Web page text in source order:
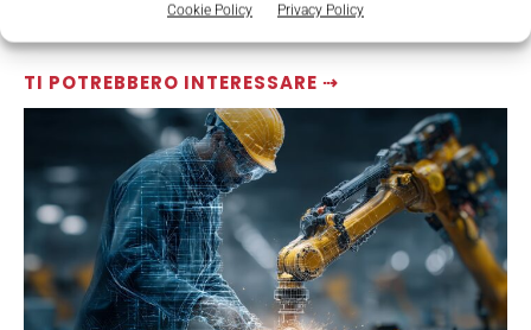
Cookie Policy Privacy Policy
TI POTREBBERO INTERESSARE ⇢